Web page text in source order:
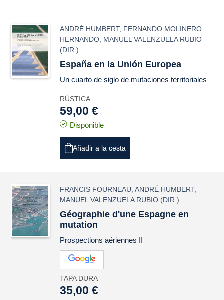
ANDRÉ HUMBERT, FERNANDO MOLINERO
HERNANDO MANUEL VALENZUELA RUBIO
(DIR.)
España en la Unión Europea
Un cuarto de siglo de mutaciones territoriales
RÚSTICA
59,00 €
Disponible
Añadir a la cesta
FRANCIS FOURNEAU ,ANDRÉ HUMBERT,
MANUEL VALENZUELA RUBIO (DIR.)
Géographie d'une Espagne en
mutation
Prospections aériennes II
TAPA DURA
35,00 €